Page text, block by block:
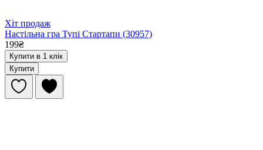
Хіт продаж
Настільна гра Тупі Стартапи (30957)
199₴
Купити в 1 клік
Купити